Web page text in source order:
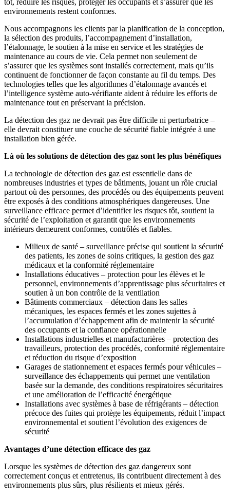
environnements restent conformes.
Nous accompagnons les clients par la planification de la conception,
la sélection des produits, l’accompagnement d’installation,
l’étalonnage, le soutien à la mise en service et les stratégies de
maintenance au cours de vie. Cela permet non seulement de
s’assurer que les systèmes sont installés correctement, mais qu’ils
continuent de fonctionner de façon constante au fil du temps. Des
technologies telles que les algorithmes d’étalonnage avancés et
l’intelligence système auto-vérifiante aident à réduire les efforts de
maintenance tout en préservant la précision.
La détection des gaz ne devrait pas être difficile ni perturbatrice –
elle devrait constituer une couche de sécurité fiable intégrée à une
installation bien gérée.
Là où les solutions de détection des gaz sont les plus bénéfiques
La technologie de détection des gaz est essentielle dans de
nombreuses industries et types de bâtiments, jouant un rôle crucial
partout où des personnes, des procédés ou des équipements peuvent
être exposés à des conditions atmosphériques dangereuses. Une
surveillance efficace permet d’identifier les risques tôt, soutient la
sécurité de l’exploitation et garantit que les environnements
intérieurs demeurent conformes, contrôlés et fiables.
Milieux de santé – surveillance précise qui soutient la sécurité
des patients, les zones de soins critiques, la gestion des gaz
médicaux et la conformité réglementaire
Installations éducatives – protection pour les élèves et le
personnel, environnements d’apprentissage plus sécuritaires et
soutien à un bon contrôle de la ventilation
Bâtiments commerciaux – détection dans les salles
mécaniques, les espaces fermés et les zones sujettes à
l’accumulation d’échappement afin de maintenir la sécurité
des occupants et la confiance opérationnelle
Installations industrielles et manufacturières – protection des
travailleurs, protection des procédés, conformité réglementaire
et réduction du risque d’exposition
Garages de stationnement et espaces fermés pour véhicules –
surveillance des échappements qui permet une ventilation
basée sur la demande, des conditions respiratoires sécuritaires
et une amélioration de l’efficacité énergétique
Installations avec systèmes à base de réfrigérants – détection
précoce des fuites qui protège les équipements, réduit l’impact
environnemental et soutient l’évolution des exigences de
sécurité
Avantages d’une détection efficace des gaz
Lorsque les systèmes de détection des gaz dangereux sont
correctement conçus et entretenus, ils contribuent directement à des
environnements plus sûrs, plus résilients et mieux gérés.